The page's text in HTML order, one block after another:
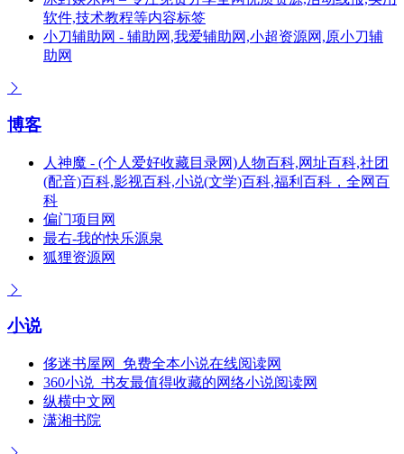
软件,技术教程等内容标签
小刀辅助网 - 辅助网,我爱辅助网,小超资源网,原小刀辅
助网
博客
人神魔 - (个人爱好收藏目录网)人物百科,网址百科,社团
(配音)百科,影视百科,小说(文学)百科,福利百科，全网百
科
偏门项目网
最右-我的快乐源泉
狐狸资源网
小说
侈迷书屋网_免费全本小说在线阅读网
360小说_书友最值得收藏的网络小说阅读网
纵横中文网
潇湘书院